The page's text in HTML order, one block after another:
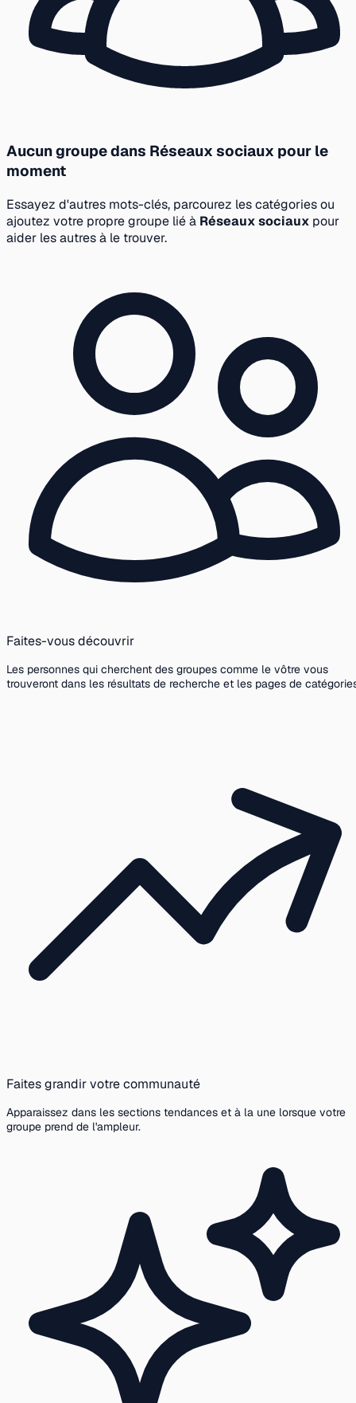
Aucun groupe dans Réseaux sociaux pour le
moment
Essayez d'autres mots-clés, parcourez les catégories ou
ajoutez votre propre groupe lié à Réseaux sociaux pour
aider les autres à le trouver.
Faites-vous découvrir
Les personnes qui cherchent des groupes comme le vôtre vous
trouveront dans les résultats de recherche et les pages de
Faites grandir votre communauté
Apparaissez dans les sections tendances et à la une lorsque votre
groupe prend de l'ampleur.